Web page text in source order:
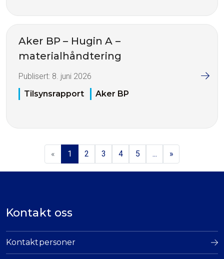
Aker BP – Hugin A –
materialhåndtering
Publisert: 8. juni 2026
Tilsynsrapport
Aker BP
« 1 2 3 4 5 ... »
Kontakt oss
Kontaktpersoner